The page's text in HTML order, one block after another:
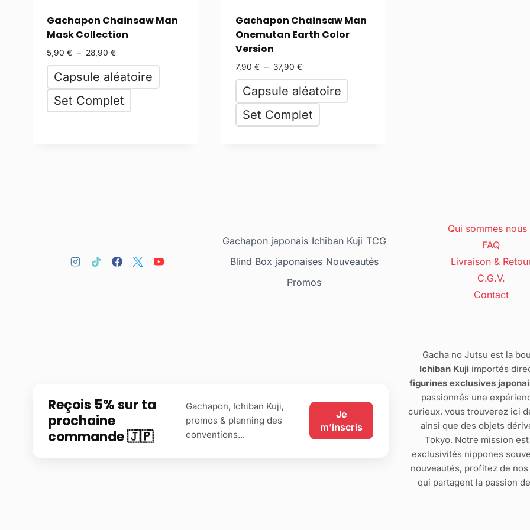
Gachapon Chainsaw Man
Mask Collection
5,90 € – 28,90 €
Capsule aléatoire
Set Complet
Gachapon Chainsaw Man
Onemutan Earth Color
Version
7,90 € – 37,90 €
Capsule aléatoire
Set Complet
Gachapon japonais Ichiban Kuji TCG
Blind Box japonaises Nouveautés
Promos
Qui sommes nous
FAQ
Livraison &
C.G.V.
Contact
Reçois 5% sur ta
prochaine
commande 🇯🇵
Gachapon, Ichiban Kuji,
promos & planning des
conventions...
Je
m’inscris
Gacha no Jutsu est la
Ichiban Kujiimportés
figurines exclusives
passionnés une
curieux, vous trouverez ici
ainsi que des objets
Tokyo. Notre mission
exclusivités nippones
nouveautés, profitez de
qui partagent la passion